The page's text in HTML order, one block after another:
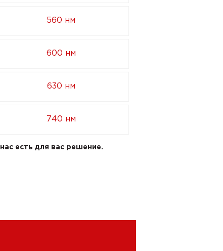
560 нм
600 нм
630 нм
740 нм
есть для вас решение.